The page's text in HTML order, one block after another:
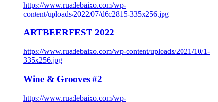
https://www.ruadebaixo.com/wp-
content/uploads/2022/07/d6c2815-335x256.jpg
ARTBEERFEST 2022
https://www.ruadebaixo.com/wp-content/uploads/2021/10/1-
335x256.jpg
Wine & Grooves #2
https://www.ruadebaixo.com/wp-